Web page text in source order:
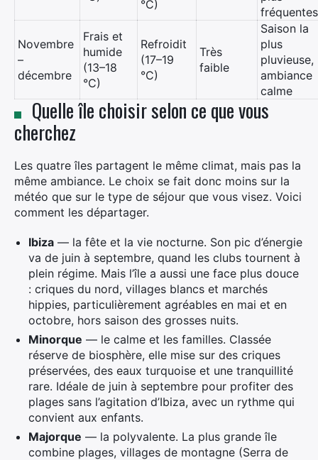
°C)
fréquentes
Novembre
–
décembre
Frais et
humide
(13–18
°C)
Refroidit
(17–19
°C)
Très
faible
Saison la
plus
pluvieuse,
ambiance
calme
Quelle île choisir selon ce que vous
cherchez
Les quatre îles partagent le même climat, mais pas la
même ambiance. Le choix se fait donc moins sur la
météo que sur le type de séjour que vous visez. Voici
comment les départager.
Ibiza — la fête et la vie nocturne. Son pic d’énergie
va de juin à septembre, quand les clubs tournent à
plein régime. Mais l’île a aussi une face plus douce
: criques du nord, villages blancs et marchés
hippies, particulièrement agréables en mai et en
octobre, hors saison des grosses nuits.
Minorque — le calme et les familles. Classée
réserve de biosphère, elle mise sur des criques
préservées, des eaux turquoise et une tranquillité
rare. Idéale de juin à septembre pour profiter des
plages sans l’agitation d’Ibiza, avec un rythme qui
convient aux enfants.
Majorque — la polyvalente. La plus grande île
combine plages, villages de montagne (Serra de